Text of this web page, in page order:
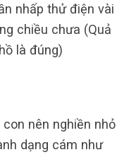
nhấp thử điện vài
chiều chưa (Quả
là đúng)
nên nghiền nhỏ
dạng cám như